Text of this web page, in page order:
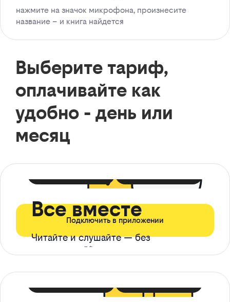
нажмите на значок микрофона, произнесите
название – и книга найдется
Выберите тариф,
оплачивайте как
удобно - день или
месяц
Все вместе
Читайте и слушайте — без
ограничений*
Подключить в приложении